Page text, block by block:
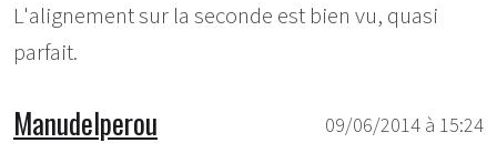
L'alignement sur la seconde est bien vu, quasi
parfait.
09/06/2014 à 15:24
Manudelperou